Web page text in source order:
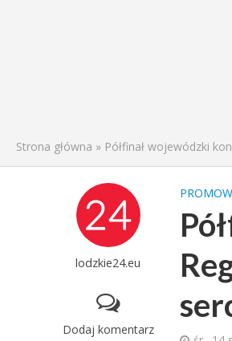
Strona główna » Półfinał wojewódzki
lodzkie24.eu
Dodaj komentarz